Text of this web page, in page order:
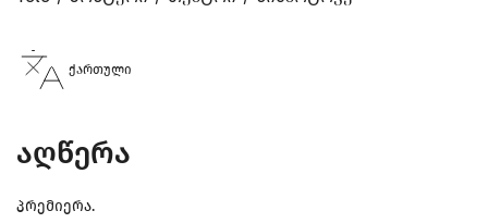
ქართული
აღწერა
პრემიერა.